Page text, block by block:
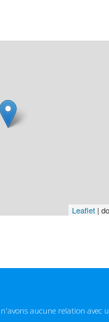
Leaflet|
aucune relation